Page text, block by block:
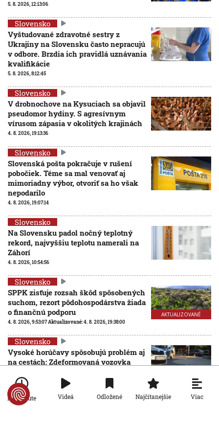
5. 8. 2026, 12:13:06
Slovensko
Vyštudované zdravotné sestry z
Ukrajiny na Slovensku často nepracujú
v odbore. Brzdia ich pravidlá uznávania
kvalifikácie
5. 8. 2026, 8:12:45
Slovensko
V drobnochove na Kysuciach sa objavil
pseudomor hydiny. S agresívnym
vírusom zápasia v okolitých krajinách
4. 8. 2026, 19:13:36
Slovensko
Slovenská pošta pokračuje v rušení
pobočiek. Téme sa mal venovať aj
mimoriadny výbor, otvoriť sa ho však
nepodarilo
4. 8. 2026, 19:07:14
Slovensko
Na Slovensku padol nočný teplotný
rekord, najvyššiu teplotu namerali na
Záhorí
4. 8. 2026, 10:54:56
AKTUALIZOVANÉ
Slovensko
SPPK zisťuje rozsah škôd spôsobených
suchom, rezort pôdohospodárstva žiada
o finančnú podporu
4. 8. 2026, 9:53:07 Aktualizované:4. 8. 2026, 19:38:00
Slovensko
Vysoké horúčavy spôsobujú problém aj
na cestách: Zdeformovaná vozovka
3. 8. 2026, 19:11:50
Po minúte Videá Odložené Najčítanejšie Viac